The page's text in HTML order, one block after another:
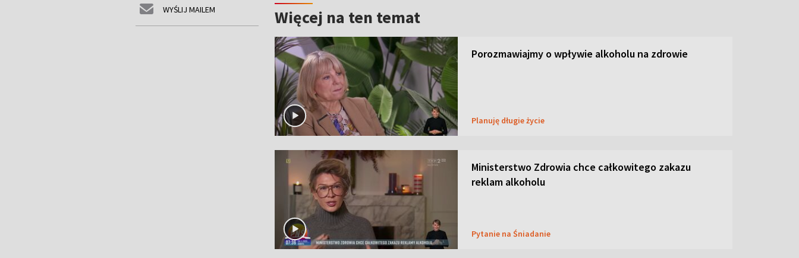
WYŚLIJ MAILEM Więcej na ten temat
Porozmawiajmy o wpływie alkoholu na zdrowie
Planuję długie życie
Ministerstwo Zdrowia chce całkowitego zakazu
reklam alkoholu
Pytanie na Śniadanie